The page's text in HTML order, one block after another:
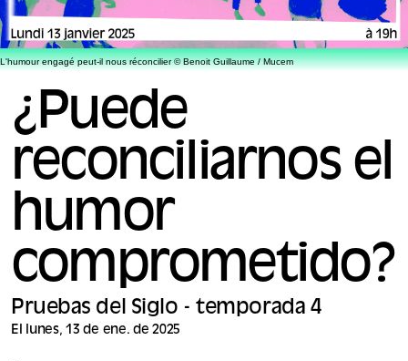
L'humour engagé peut-il nous réconcilier © Benoit Guillaume / Mucem
¿Puede
reconciliarnos el
humor
comprometido?
Pruebas del Siglo - temporada 4
El lunes, 13 de ene. de 2025